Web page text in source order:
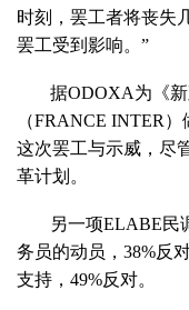
时刻，罢工者将丧失
罢工受到影响。”
据ODOXA为《
（FRANCE INTER
这次罢工与示威，尽
革计划。
另一项ELABE民
务员的动员，38%反
支持，49%反对。